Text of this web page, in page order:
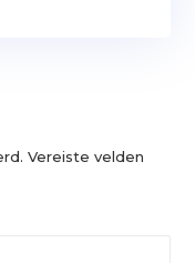
Vereiste velden